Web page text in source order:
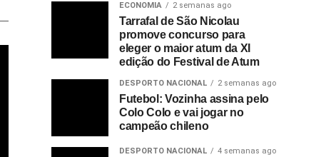
ECONOMIA 2 semanas ago
Tarrafal de São Nicolau
promove concurso para
eleger o maior atum da XI
edição do Festival de Atum
DESPORTO NACIONAL 2 semanas ago
Futebol: Vozinha assina pelo
Colo Colo e vai jogar no
campeão chileno
DESPORTO NACIONAL 4 semanas ago